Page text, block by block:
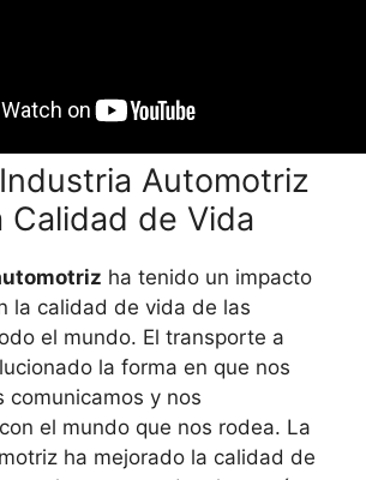
Automotriz
Calidad de Vida
ha tenido un impacto
la calidad de vida de las
el mundo. El transporte a
la forma en que nos
comunicamos y nos
el mundo que nos rodea. La
ha mejorado la calidad de